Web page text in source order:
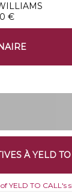
€
À YELD
of YELD TO CALL's